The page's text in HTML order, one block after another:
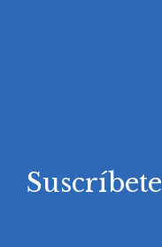
Suscríbete